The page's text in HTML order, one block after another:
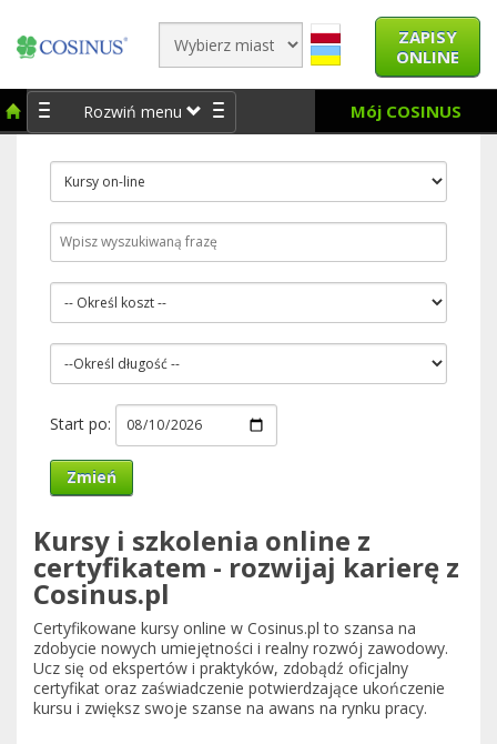
ZAPISY
ONLINE
Rozwiń menu Mój COSINUS
Start po:
Zmień
Kursy i szkolenia online z
certyfikatem - rozwijaj karierę z
Cosinus.pl
Certyfikowane kursy online w Cosinus.pl to szansa na
zdobycie nowych umiejętności i realny rozwój zawodowy.
Ucz się od ekspertów i praktyków, zdobądź oficjalny
certyfikat oraz zaświadczenie potwierdzające ukończenie
kursu i zwiększ swoje szanse na awans na rynku pracy.